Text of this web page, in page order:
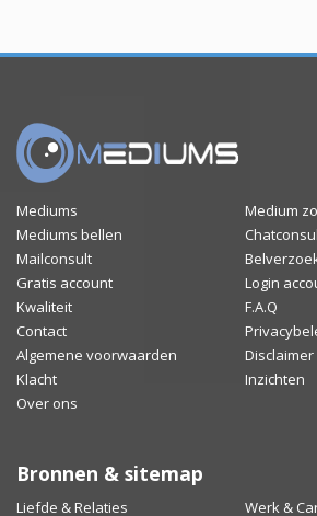
Mediums
Medium
Mediums bellen
Mailconsult
Gratis account
Login
Kwaliteit
F.A.Q
Contact
Algemene voorwaarden
Disclaimer
Klacht
Inzichten
Over ons
Bronnen & sitemap
Liefde & Relaties Werk &